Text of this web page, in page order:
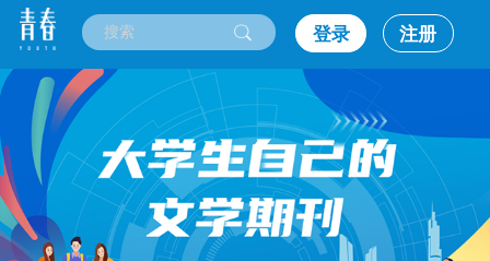
登录 注册